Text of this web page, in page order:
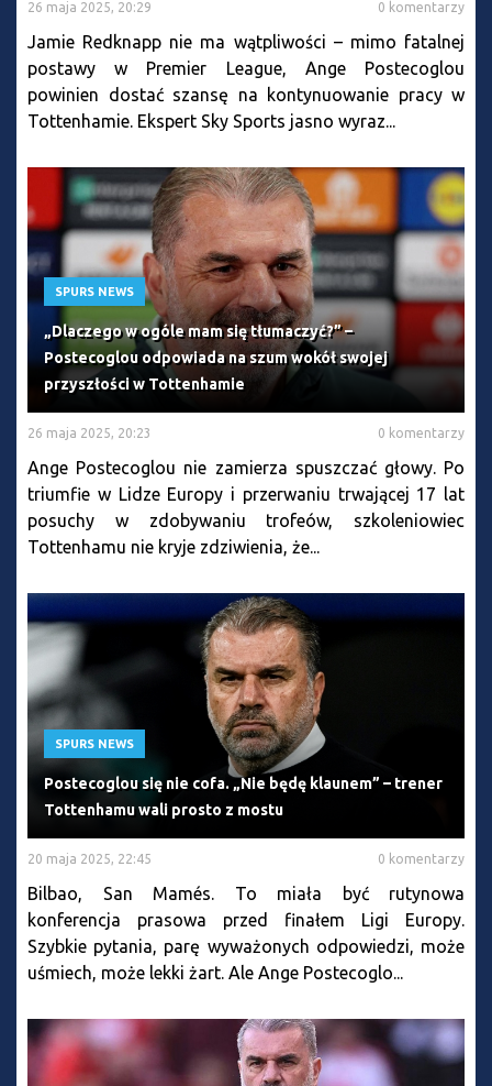
26 maja 2025, 20:29 0 komentarzy
Jamie Redknapp nie ma wątpliwości – mimo fatalnej
postawy w Premier League, Ange Postecoglou
powinien dostać szansę na kontynuowanie pracy w
Tottenhamie. Ekspert Sky Sports jasno wyraz...
SPURS NEWS
„Dlaczego w ogóle mam się tłumaczyć?” –
Postecoglou odpowiada na szum wokół swojej
przyszłości w Tottenhamie
26 maja 2025, 20:23 0 komentarzy
Ange Postecoglou nie zamierza spuszczać głowy. Po
triumfie w Lidze Europy i przerwaniu trwającej 17 lat
posuchy w zdobywaniu trofeów, szkoleniowiec
Tottenhamu nie kryje zdziwienia, że...
SPURS NEWS
Postecoglou się nie cofa. „Nie będę klaunem” – trener
Tottenhamu wali prosto z mostu
20 maja 2025, 22:45 0 komentarzy
Bilbao, San Mamés. To miała być rutynowa
konferencja prasowa przed finałem Ligi Europy.
Szybkie pytania, parę wyważonych odpowiedzi, może
uśmiech, może lekki żart. Ale Ange Postecoglo...